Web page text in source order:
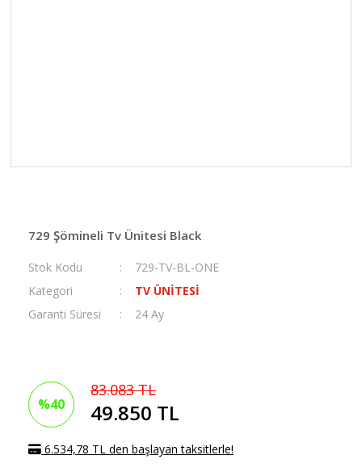
729 Şömineli Tv Ünitesi Black
Stok Kodu
729-TV-BL-ONE
Kategori
TV ÜNİTESİ
Garanti Süresi
24 Ay
%40
83.083 TL
49.850 TL
6.534,78 TL den başlayan taksitlerle!